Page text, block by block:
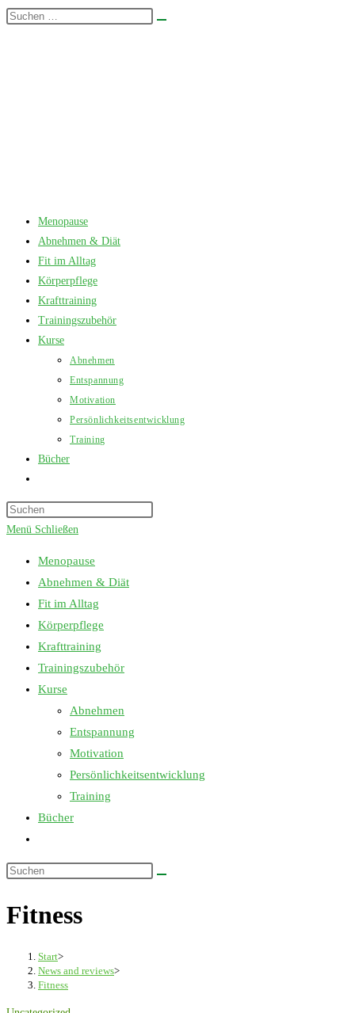
Zum
Diese
Menopause
Abnehmen & Diät
Fit im Alltag
Körperpflege
Krafttraining
Trainingszubehör
Kurse
Abnehmen
Entspannung
Motivation
Persönlichkeitsentwicklung
Training
Bücher
umschalten
Menü Schließen
Menopause
Abnehmen & Diät
Fit im Alltag
Körperpflege
Krafttraining
Trainingszubehör
Kurse
Abnehmen
Entspannung
Motivation
Persönlichkeitsentwicklung
Training
Bücher
umschalten
Diese
durchsuchen
Fitness
Start>
News and reviews>
Fitness